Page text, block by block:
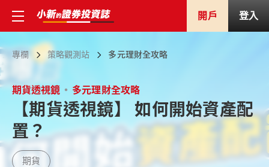
開戶 登入
專欄 策略觀測站 多元理財全攻略
期貨透視鏡 多元理財全攻略
【期貨透視鏡】 如何開始資產配
置？
期貨